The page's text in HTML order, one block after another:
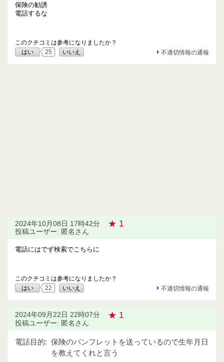
保険の勧誘
電話するな
このクチコミは参考になりましたか？
はい
25 いいえ 不適切情報の通報
2024年10月08日 17時42分 ★ 1
投稿ユーザー: 匿名さん
電話にはでず検索でこちらに
このクチコミは参考になりましたか？
はい
22 いいえ 不適切情報の通報
2024年09月22日 22時07分 ★ 1
投稿ユーザー: 匿名さん
電話目的: 保険のパンフレットを送っているので生年月日
を教えてくれと言う